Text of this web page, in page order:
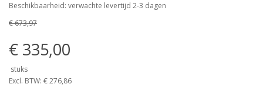
Beschikbaarheid: verwachte levertijd 2-3 dagen
€ 673,97
€ 335,00
stuks
Excl. BTW: € 276,86